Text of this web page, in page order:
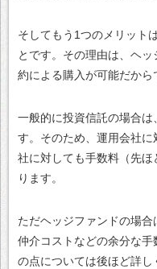
そしてもう1つのメリット
とです。その理由は、ヘ
約による購入が可能だから
一般的に投資信託の場合
す。そのため、運用会社
社に対しても手数料（先
ります。
ただヘッジファンドの場合
仲介コストなどの余分な
の点については後ほど詳し